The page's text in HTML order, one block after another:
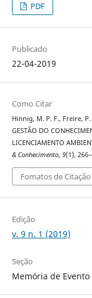
PDF
Publicado
22-04-2019
Como Citar
Hinnig, M. P. F., Freire, P.
GESTÃO DO
LICENCIAMENTO
& Conhecimento, 9(1),
Fomatos de Citação
Edição
v. 9 n. 1 (2019)
Seção
Memória de